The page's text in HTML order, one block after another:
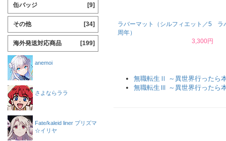
ラバーマット（シルフィエット／5
周年）
3,300円
ラ
無職転生Ⅱ ～異世界行ったら
無職転生Ⅲ ～異世界行ったら
缶バッジ [9]
その他 [34]
海外発送対応商品 [199]
anemoi
さよならララ
Fate/kaleid liner プリズマ
☆イリヤ